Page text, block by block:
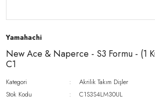
Yamahachi
New Ace & Naperce - S3 Formu - (1
C1
Kategori
Akrilik Takım Dişler
Stok Kodu
C1S3S4LM30UL